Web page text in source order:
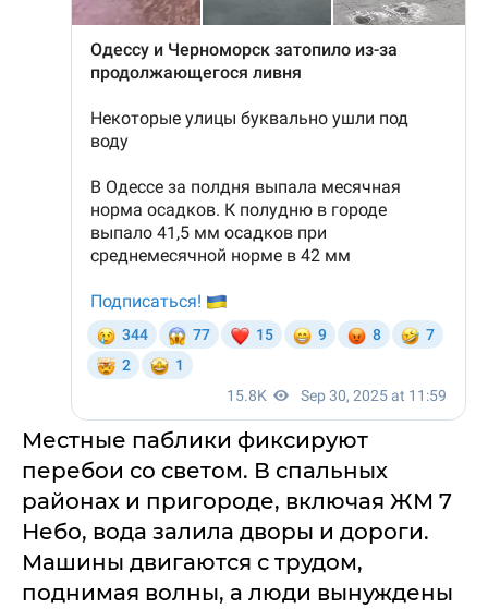
Местные паблики фиксируют
перебои со светом. В спальных
районах и пригороде, включая ЖМ 7
Небо, вода залила дворы и дороги.
Машины двигаются с трудом,
поднимая волны, а люди вынуждены